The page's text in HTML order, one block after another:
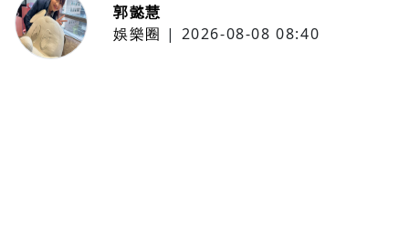
郭懿慧
娛樂圈 | 2026-08-08 08:40